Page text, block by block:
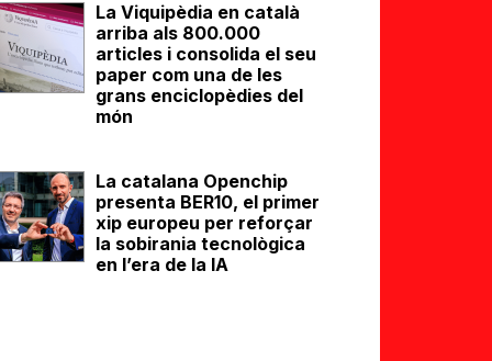
La Viquipèdia en català
arriba als 800.000
articles i consolida el seu
paper com una de les
grans enciclopèdies del
món
La catalana Openchip
presenta BER10, el primer
xip europeu per reforçar
la sobirania tecnològica
en l’era de la IA